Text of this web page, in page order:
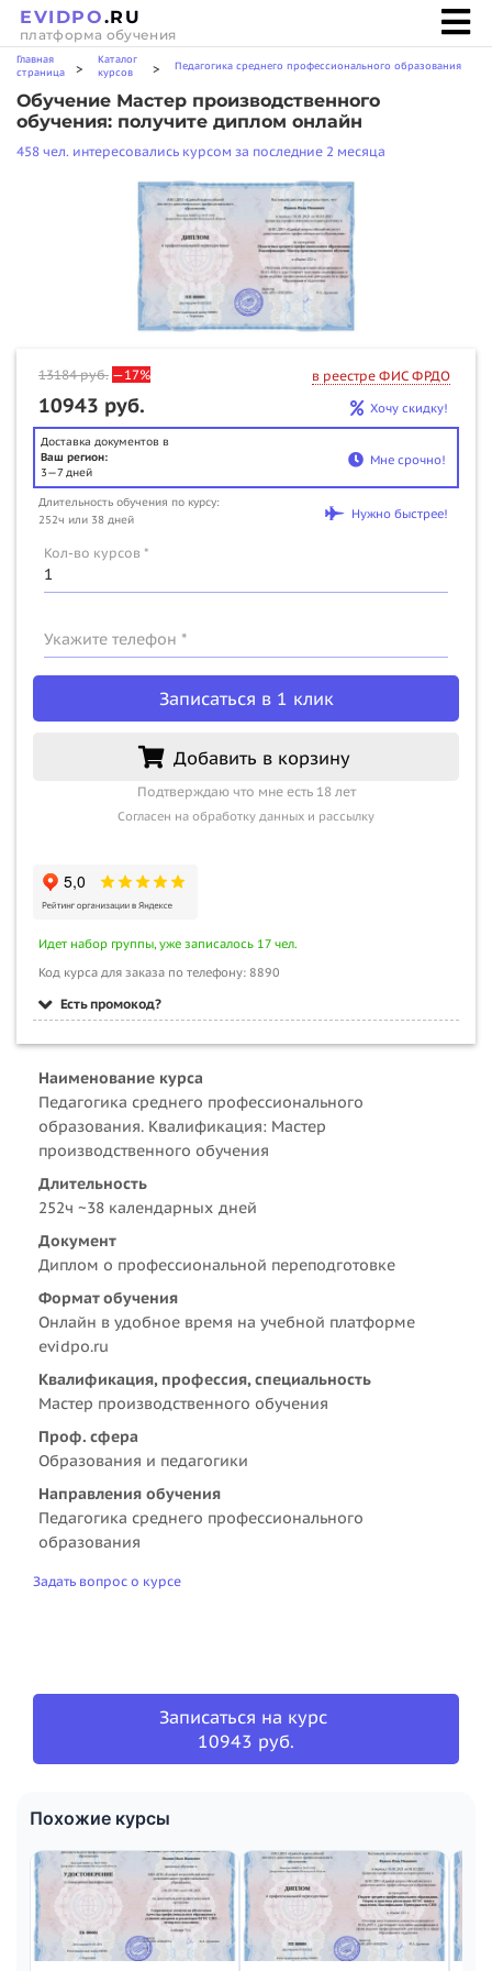
EVIDPO.RU
платформа обучения
Главная
страница
>
Каталог
курсов
> Педагогика среднего профессионального образования
Обучение Мастер производственного
обучения: получите диплом онлайн
458 чел. интересовались курсом за последние 2 месяца
13184руб. —17% в реестре ФИС ФРДО
10943 руб. Хочу скидку!
Доставка документов в
Ваш регион:
3—7 дней
Мне срочно!
Длительность обучения по курсу:
252ч или 38 дней
Нужно быстрее!
Кол-во курсов *
Укажите телефон *
Записаться в 1 клик
Добавить в корзину
Подтверждаю что мне есть 18 лет
Согласен на обработку данных и рассылку
Идет набор группы, уже записалось 17 чел.
Код курса для заказа по телефону: 8890
Есть промокод?
Наименование курса
Педагогика среднего профессионального
образования. Квалификация: Мастер
производственного обучения
Длительность
252ч ~38 календарных дней
Документ
Диплом о профессиональной переподготовке
Формат обучения
Онлайн в удобное время на учебной платформе
evidpo.ru
Квалификация, профессия, специальность
Мастер производственного обучения
Проф. сфера
Образования и педагогики
Направления обучения
Педагогика среднего профессионального
образования
Задать вопрос о курсе
Записаться на курс
10943 руб.
Похожие курсы